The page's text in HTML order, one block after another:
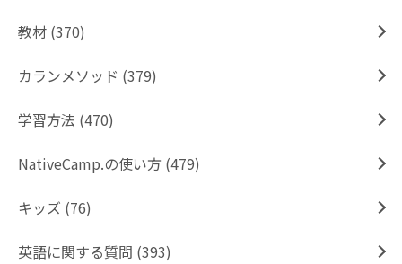
教材 (370)
カランメソッド (379)
学習方法 (470)
NativeCamp.の使い方 (479)
キッズ (76)
英語に関する質問 (393)